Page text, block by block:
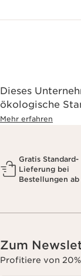
Dieses
ökologische
Mehr erfahren
Gratis Standard-
Lieferung bei
Bestellungen
Zum
Profitiere von